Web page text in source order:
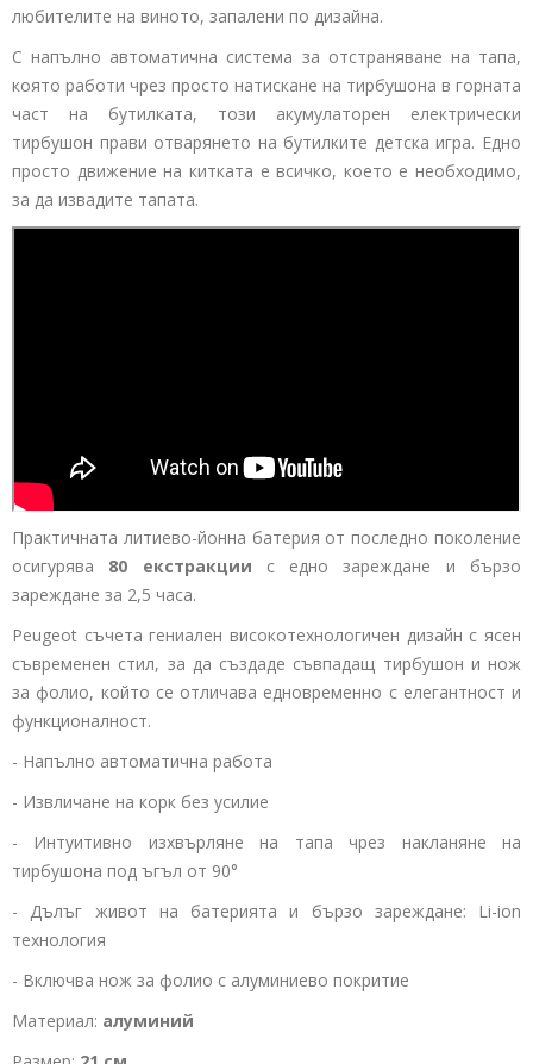
любителите на виното, запалени по дизайна.
С напълно автоматична система за отстраняване на тапа,
която работи чрез просто натискане на тирбушона в горната
част на бутилката, този акумулаторен електрически
тирбушон прави отварянето на бутилките детска игра. Едно
просто движение на китката е всичко, което е необходимо,
за да извадите тапата.
Практичната литиево-йонна батерия от последно поколение
осигурява 80 екстракции с едно зареждане и бързо
зареждане за 2,5 часа.
Peugeot съчета гениален високотехнологичен дизайн с ясен
съвременен стил, за да създаде съвпадащ тирбушон и нож
за фолио, който се отличава едновременно с елегантност и
функционалност.
- Напълно автоматична работа
- Извличане на корк без усилие
- Интуитивно изхвърляне на тапа чрез накланяне на
тирбушона под ъгъл от 90°
- Дълъг живот на батерията и бързо зареждане: Li-ion
технология
- Включва нож за фолио с алуминиево покритие
Материал: алуминий